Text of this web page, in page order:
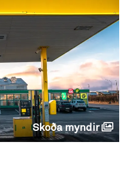
Skoða myndir